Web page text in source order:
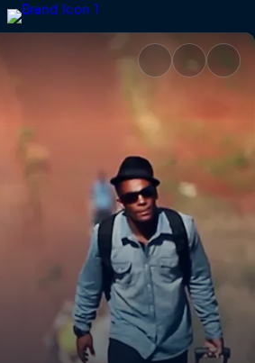
the road | Red Bull